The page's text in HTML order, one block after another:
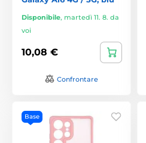
Disponibile, martedì 11. 8. da
voi
10,08 €
Confrontare
Base